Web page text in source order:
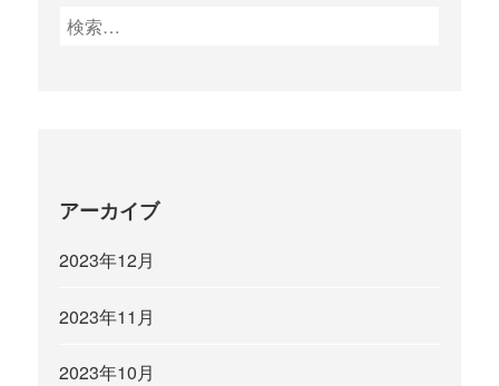
検
アーカイブ
2023年12月
2023年11月
2023年10月